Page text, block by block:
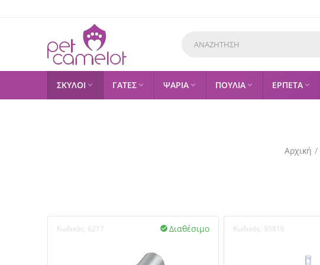
ΣΚΥΛΟΙ  ΓΑΤΕΣ  ΨΑΡΙΑ  ΠΟΥΛΙΑ  ΕΡΠΕΤΑ 
Αρχική /
Κωδικός: 6217 Διαθέσιμο
 Κωδικός: 95816